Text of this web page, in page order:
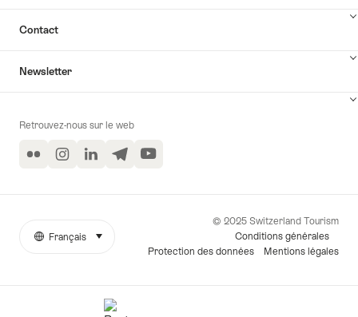
Contact
Newsletter
Retrouvez-nous sur le web
Flickr InstagramLinkedInTelegramYouTube
More
© 2025 Switzerland Tourism
Conditions générales
Protection des données
Mentions légales
Langue
Français sélectionner (cliquer pour afficher)